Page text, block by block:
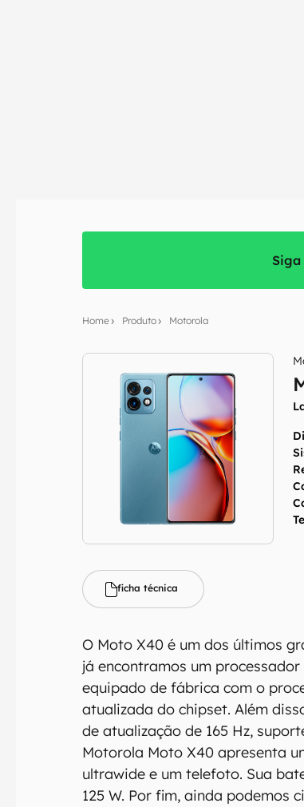
Siga
Home Produto Motorola
ficha técnica
O Moto X40 é um dos últimos
já encontramos um
equipado de fábrica com o
atualizada do chipset. Além
de atualização de 165 Hz,
Motorola Moto X40 apresenta
ultrawide e um telefoto. Sua
125 W. Por fim, ainda podemos